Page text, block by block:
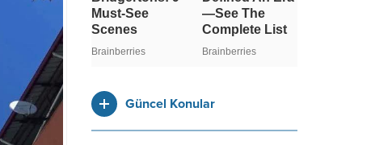
Güncel Konular